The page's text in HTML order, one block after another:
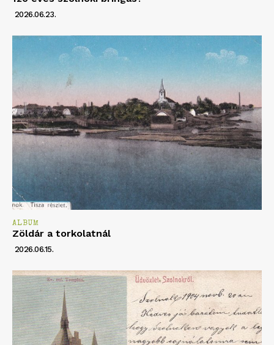
2026.06.23.
ALBUM
Zöldár a torkolatnál
2026.06.15.